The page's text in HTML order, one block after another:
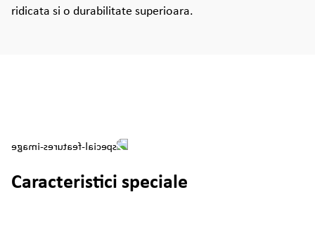
ridicata si o durabilitate superioara.
Caracteristici speciale